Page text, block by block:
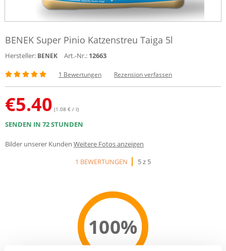
BENEK Super Pinio Katzenstreu Taiga 5l
Hersteller: BENEK Art.-Nr.: 12663
1 Bewertungen Rezension verfassen
€5.40 (1.08 € / l)
SENDEN IN 72 STUNDEN
Bilder unserer Kunden Weitere Fotos anzeigen
1 BEWERTUNGEN
5 z 5
100%